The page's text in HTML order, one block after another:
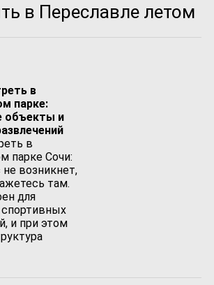
в Переславле летом
в
парке:
объекты и
в
парке Сочи:
возникнет,
там.
для
и при этом